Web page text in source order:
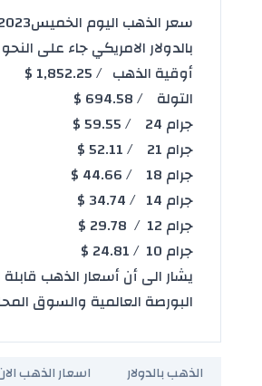
سعر الذهب
بالدولار الامريكي جاء على النحو
أوقية الذهب / 1,852.25 $
التولة / 694.58 $
جرام 24 / 59.55 $
جرام 21 / 52.11 $
جرام 18 / 44.66 $
جرام 14 / 34.74 $
جرام 12 / 29.78 $
جرام 10 / 24.81 $
يشار الى أنأسعار الذهب
البورصة العالمية والسوق
الذهب بالدولار اسعار الذهب